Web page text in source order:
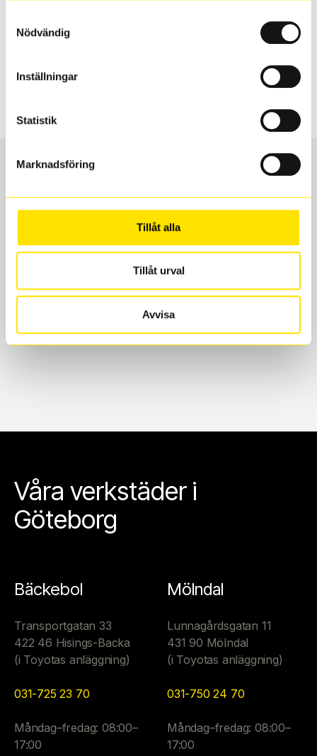
Nödvändig
Inställningar
Statistik
Marknadsföring
Tillåt alla
Tillåt urval
Avvisa
inte vara samma dimension som bilen hade ut från
Boka och hämta hos Däckspecialen
När du beställer dina nya däck eller fälgar hos oss
levereras de direkt till någon av våra däckverkstäder i
Göteborg. Välj mellan Hisingen (Bäckebol) eller
Mölndal. I beställningen anger du datum och tid för
vi till att de uppfyller alla krav för en säker körning.
Våra verkstäder i
Göteborg
Bäckebol
Transportgatan 33
422 46 Hisings-Backa
(i Toyotas anläggning)
031-725 23 70
Måndag–fredag: 08:00–
17:00
Mölndal
Lunnagårdsgatan 11
431 90 Mölndal
(i Toyotas anläggning)
031-750 24 70
Måndag–fredag: 08:00–
17:00